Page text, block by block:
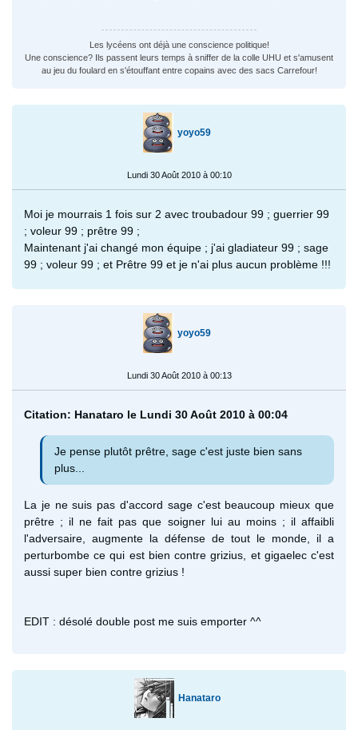
Les lycéens ont déjà une conscience politique!
Une conscience? Ils passent leurs temps à sniffer de la colle UHU et s'amusent
au jeu du foulard en s'étouffant entre copains avec des sacs Carrefour!
yoyo59
Lundi 30 Août 2010 à 00:10
Moi je mourrais 1 fois sur 2 avec troubadour 99 ; guerrier 99
; voleur 99 ; prêtre 99 ;
Maintenant j'ai changé mon équipe ; j'ai gladiateur 99 ; sage
99 ; voleur 99 ; et Prêtre 99 et je n'ai plus aucun problème !!!
yoyo59
Lundi 30 Août 2010 à 00:13
Citation: Hanataro le Lundi 30 Août 2010 à 00:04
Je pense plutôt prêtre, sage c'est juste bien sans
plus...
La je ne suis pas d'accord sage c'est beaucoup mieux que
prêtre ; il ne fait pas que soigner lui au moins ; il affaibli
l'adversaire, augmente la défense de tout le monde, il a
perturbombe ce qui est bien contre grizius, et gigaelec c'est
aussi super bien contre grizius !
EDIT : désolé double post me suis emporter ^^
Hanataro